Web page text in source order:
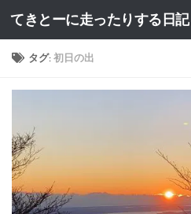
コンテンツへスキップ
てきとーに走ったりする日記
タグ:初日の出